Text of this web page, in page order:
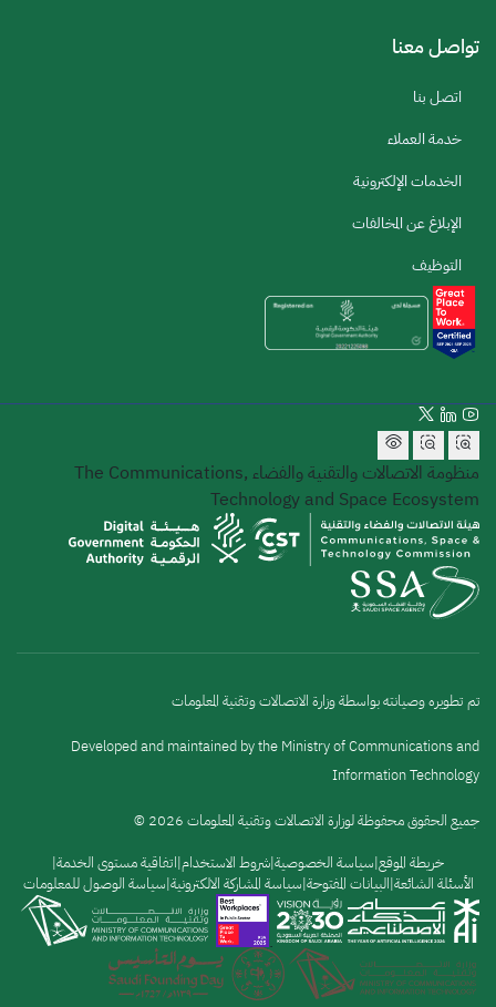
تواصل معنا
اتصل بنا
خدمة العملاء
الخدمات الإلكترونية
الإبلاغ عن المخالفات
التوظيف
منظومة الاتصالات والتقنية والفضاء The Communications,
Technology and Space Ecosystem
تم تطويره وصيانته بواسطة وزارة الاتصالات وتقنية المعلومات
Developed and maintained by the Ministry of Communications and
Information Technology
جميع الحقوق محفوظة لوزارة الاتصالات وتقنية المعلومات 2026 ©
القائمة
السفلية
خريطة الموقع سياسة الخصوصية شروط الاستخدام اتفاقية مستوى الخدمة
الأسئلة الشائعة البيانات المفتوحة سياسة المشاركة الالكترونية سياسة الوصول للمعلومات